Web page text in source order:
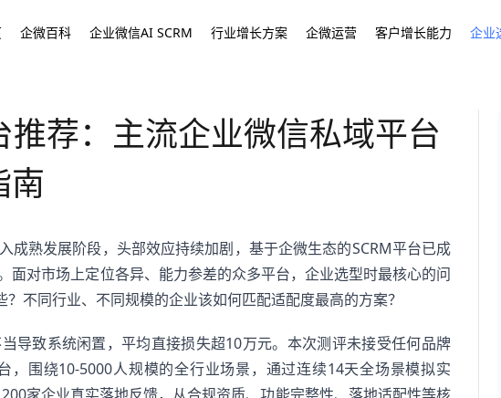
企微百科 企业微信AI SCRM 行业增长方案 企微运营 客户增长能力 企业
推荐：主流企业微信私域平台
南
成熟发展阶段，头部效应持续加剧，基于企微生态的SCRM平台已成
面对市场上定位各异、能力参差的众多平台，企业选型时最核心的问
不同行业、不同规模的企业该如何匹配适配度最高的方案？
导致系统闲置，平均直接损失超10万元。本次测评未接受任何品牌
，围绕10-5000人规模的全行业场景，通过连续14天全场景模拟实